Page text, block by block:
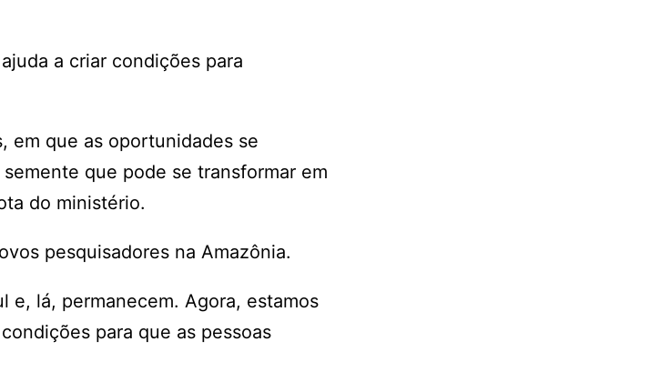
a criar condições para
em que as oportunidades se
que pode se transformar em
do ministério.
pesquisadores na Amazônia.
e, lá, permanecem. Agora, estamos
para que as pessoas